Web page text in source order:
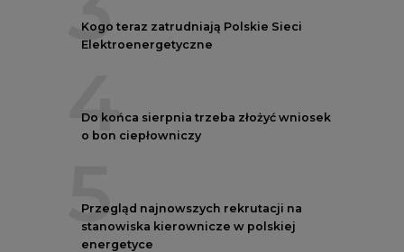
Kogo teraz zatrudniają Polskie Sieci
Elektroenergetyczne
4
Do końca sierpnia trzeba złożyć wniosek
o bon ciepłowniczy
5
Przegląd najnowszych rekrutacji na
stanowiska kierownicze w polskiej
energetyce